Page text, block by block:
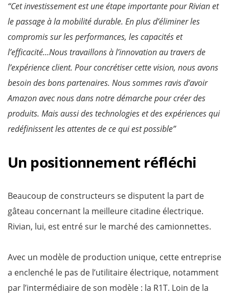
“Cet investissement est une étape importante pour Rivian et
le passage à la mobilité durable. En plus d’éliminer les
compromis sur les performances, les capacités et
l’efficacité…Nous travaillons à l’innovation au travers de
l’expérience client. Pour concrétiser cette vision, nous avons
besoin des bons partenaires. Nous sommes ravis d’avoir
Amazon avec nous dans notre démarche pour créer des
produits. Mais aussi des technologies et des expériences qui
redéfinissent les attentes de ce qui est possible”
Un positionnement réfléchi
Beaucoup de constructeurs se disputent la part de
gâteau concernant la meilleure citadine électrique.
Rivian, lui, est entré sur le marché des camionnettes.
Avec un modèle de production unique, cette entreprise
a enclenché le pas de l’utilitaire électrique, notamment
par l’intermédiaire de son modèle : la R1T. Loin de la